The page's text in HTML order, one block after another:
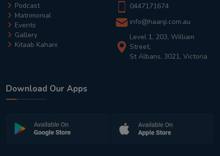
Podcast
Matrimonial
Events
Gallery
Kitaab Kahani
0447171674
info@haanji.com.au
Level 1, 203, William
Street,
St Albans, 3021, Victoria
Download Our Apps